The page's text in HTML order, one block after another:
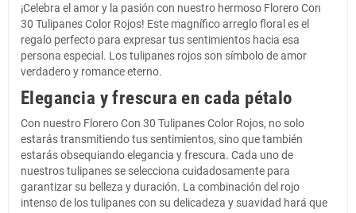
¡Celebra el amor y la pasión con nuestro hermoso Florero Con
30 Tulipanes Color Rojos! Este magnífico arreglo floral es el
regalo perfecto para expresar tus sentimientos hacia esa
persona especial. Los tulipanes rojos son símbolo de amor
verdadero y romance eterno.
Elegancia y frescura en cada pétalo
Con nuestro Florero Con 30 Tulipanes Color Rojos, no solo
estarás transmitiendo tus sentimientos, sino que también
estarás obsequiando elegancia y frescura. Cada uno de
nuestros tulipanes se selecciona cuidadosamente para
garantizar su belleza y duración. La combinación del rojo
intenso de los tulipanes con su delicadeza y suavidad hará que